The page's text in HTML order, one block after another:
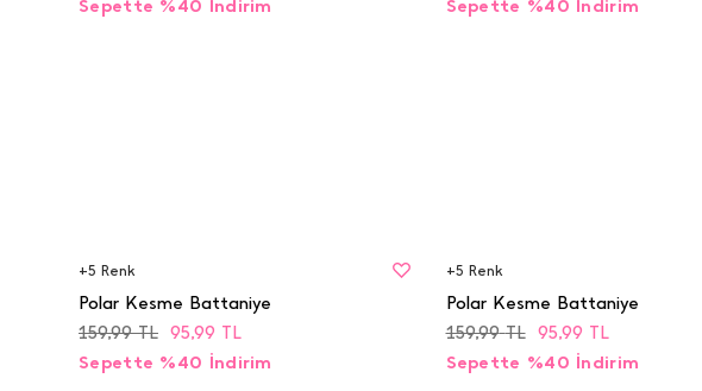
Sepette %40 İndirim Sepette %40 İndirim
Sepette %40 İndirim
95,99 TL
159,99 TL
+5 Renk
Polar Kesme Battaniye
Sepette %40 İndirim
95,99 TL
159,99 TL
+5 Renk
Polar Kesme Battaniye